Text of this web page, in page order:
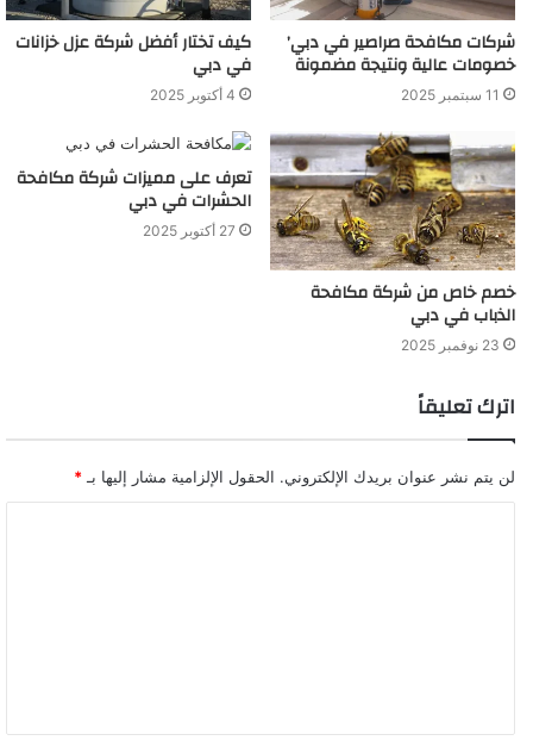
شركات مكافحة صراصير في دبي’
خصومات عالية ونتيجة مضمونة
11 سبتمبر 2025
كيف تختار أفضل شركة عزل خزانات
في دبي
4 أكتوبر 2025
خصم خاص من شركة مكافحة
الذباب في دبي
23 نوفمبر 2025
تعرف على مميزات شركة مكافحة
الحشرات في دبي
27 أكتوبر 2025
اترك تعليقاً
لن يتم نشر عنوان بريدك الإلكتروني. الحقول الإلزامية مشار إليها بـ *